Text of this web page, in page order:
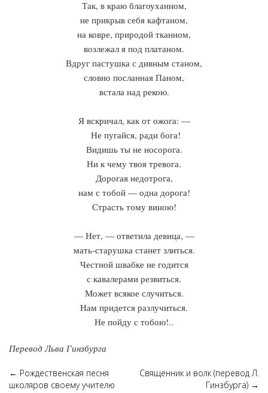
Так, в краю благоуханном,
не прикрыв себя кафтаном,
на ковре, природой тканном,
возлежал я под платаном.
Вдруг пастушка с дивным станом,
словно посланная Паном,
встала над рекою.
Я вскричал, как от ожога: —
Не пугайся, ради бога!
Видишь ты не носорога.
Ни к чему твоя тревога.
Дорогая недотрога,
нам с тобой — одна дорога!
Страсть тому виною!
— Нет, — ответила девица, —
мать-старушка станет злиться.
Честной швабке не годится
с кавалерами резвиться.
Может всякое случиться.
Нам придется разлучиться.
Не пойду с тобою!..
Перевод Льва Гинзбурга
← Рождественская песня
школяров своему учителю
Священник и волк (перевод Л.
Гинзбурга) →